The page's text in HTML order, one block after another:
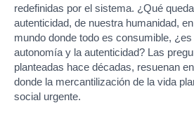
redefinidas por el sistema. ¿Qué
autenticidad, de nuestra humanidad,
mundo donde todo es consumible,
autonomía y la autenticidad? Las
planteadas hace décadas, resuenan
donde la mercantilización de la vida
social urgente.